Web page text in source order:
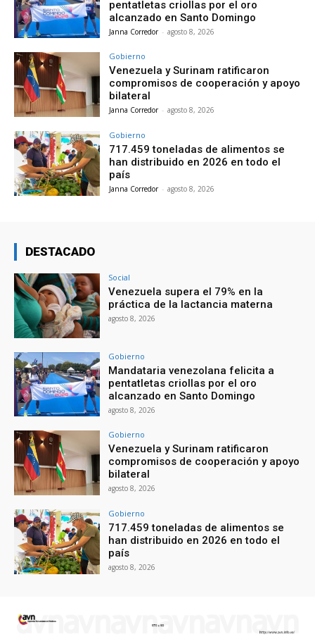
pentatletas criollas por el oro
alcanzado en Santo Domingo
Janna Corredor - agosto 8, 2026
Gobierno
Venezuela y Surinam ratificaron
compromisos de cooperación y apoyo
bilateral
Janna Corredor - agosto 8, 2026
Gobierno
717.459 toneladas de alimentos se
han distribuido en 2026 en todo el
país
Janna Corredor - agosto 8, 2026
DESTACADO
Social
Venezuela supera el 79% en la
práctica de la lactancia materna
agosto 8, 2026
Gobierno
Mandataria venezolana felicita a
pentatletas criollas por el oro
alcanzado en Santo Domingo
agosto 8, 2026
Gobierno
Venezuela y Surinam ratificaron
compromisos de cooperación y apoyo
bilateral
agosto 8, 2026
Gobierno
717.459 toneladas de alimentos se
han distribuido en 2026 en todo el
país
agosto 8, 2026